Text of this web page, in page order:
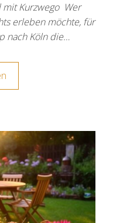
mit Kurzwego Wer
erleben möchte, für
nach Köln die…